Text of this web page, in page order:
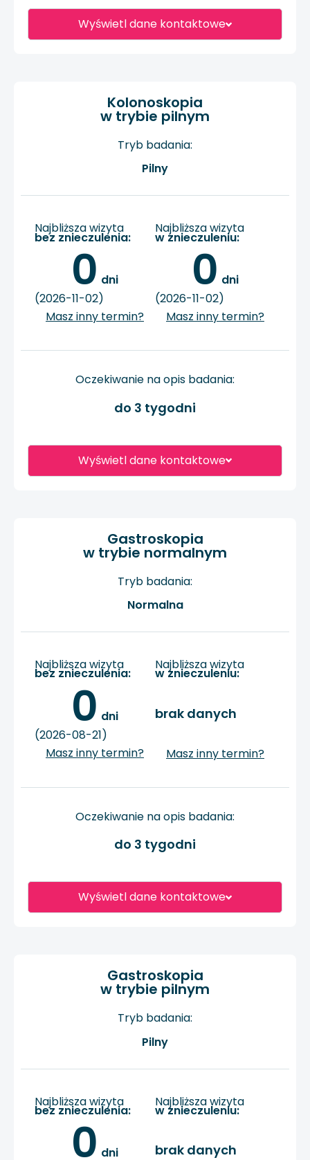
Wyświetl dane kontaktowe
Wyświetl dane kontaktowe
Kolonoskopia
w trybie pilnym
Tryb badania:
Pilny
Najbliższa wizyta
bez znieczulenia:
0 dni
(2026-11-02)
Masz inny termin?
Najbliższa wizyta
w znieczuleniu:
0 dni
(2026-11-02)
Masz inny termin?
Oczekiwanie na opis badania:
do 3 tygodni
Wyświetl dane kontaktowe
Gastroskopia
w trybie normalnym
Tryb badania:
Normalna
Najbliższa wizyta
bez znieczulenia:
0 dni
(2026-08-21)
Masz inny termin?
Najbliższa wizyta
w znieczuleniu:
brak danych
Masz inny termin?
Oczekiwanie na opis badania:
do 3 tygodni
Gastroskopia
w trybie pilnym
Tryb badania:
Pilny
Najbliższa wizyta
bez znieczulenia:
0 dni
Najbliższa wizyta
w znieczuleniu:
brak danych